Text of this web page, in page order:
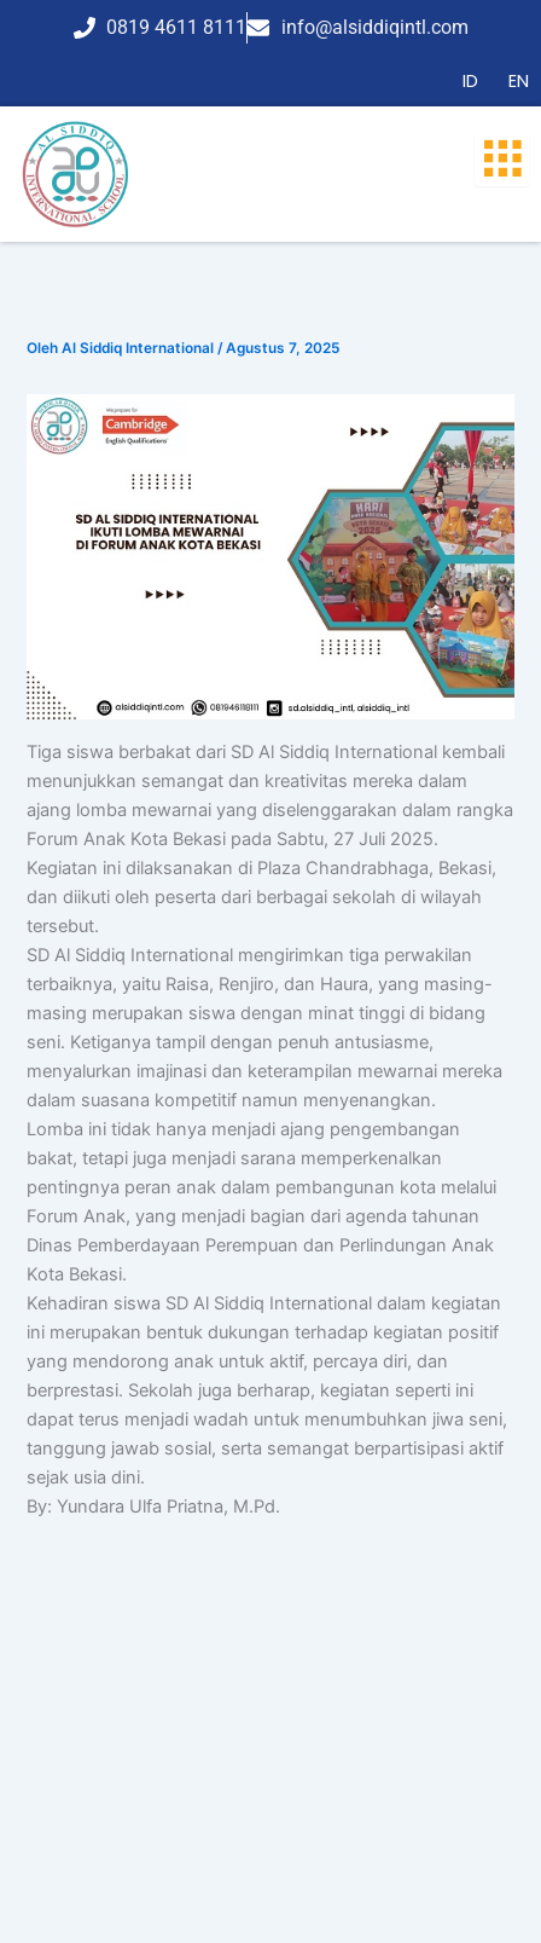
0819 4611 8111 info@alsiddiqintl.com
ID EN
OlehAl Siddiq International/Agustus 7, 2025
Tiga siswa berbakat dari SD Al Siddiq International kembali
menunjukkan semangat dan kreativitas mereka dalam
ajang lomba mewarnai yang diselenggarakan dalam rangka
Forum Anak Kota Bekasi pada Sabtu, 27 Juli 2025.
Kegiatan ini dilaksanakan di Plaza Chandrabhaga, Bekasi,
dan diikuti oleh peserta dari berbagai sekolah di wilayah
tersebut.
SD Al Siddiq International mengirimkan tiga perwakilan
terbaiknya, yaitu Raisa, Renjiro, dan Haura, yang masing-
masing merupakan siswa dengan minat tinggi di bidang
seni. Ketiganya tampil dengan penuh antusiasme,
menyalurkan imajinasi dan keterampilan mewarnai mereka
dalam suasana kompetitif namun menyenangkan.
Lomba ini tidak hanya menjadi ajang pengembangan
bakat, tetapi juga menjadi sarana memperkenalkan
pentingnya peran anak dalam pembangunan kota melalui
Forum Anak, yang menjadi bagian dari agenda tahunan
Dinas Pemberdayaan Perempuan dan Perlindungan Anak
Kota Bekasi.
Kehadiran siswa SD Al Siddiq International dalam kegiatan
ini merupakan bentuk dukungan terhadap kegiatan positif
yang mendorong anak untuk aktif, percaya diri, dan
berprestasi. Sekolah juga berharap, kegiatan seperti ini
dapat terus menjadi wadah untuk menumbuhkan jiwa seni,
tanggung jawab sosial, serta semangat berpartisipasi aktif
sejak usia dini.
By: Yundara Ulfa Priatna, M.Pd.